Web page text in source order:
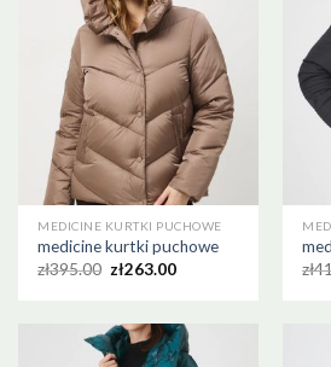
MEDICINE KURTKI PUCHOWE
medicine kurtki puchowe
zł395.00 zł263.00
zł